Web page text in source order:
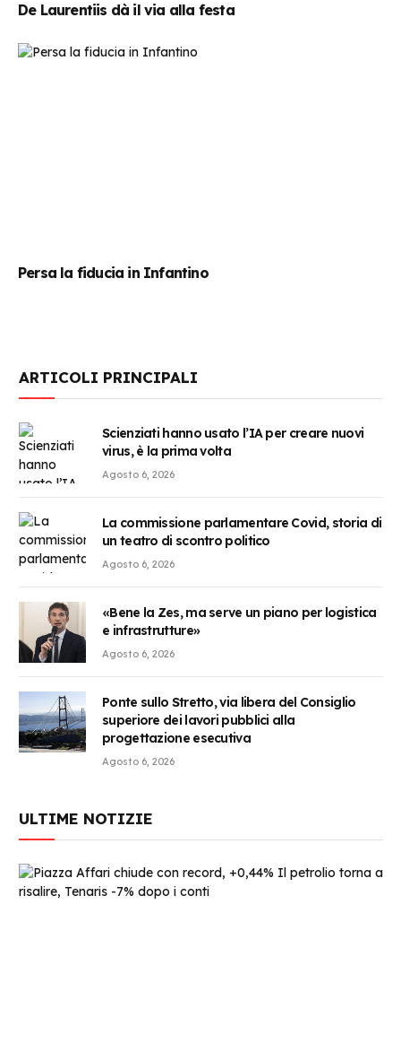
De Laurentiis dà il via alla festa
Persa la fiducia in Infantino
ARTICOLI PRINCIPALI
Scienziati hanno usato l’IA per creare nuovi
virus, è la prima volta
Agosto 6, 2026
La commissione parlamentare Covid, storia di
un teatro di scontro politico
Agosto 6, 2026
«Bene la Zes, ma serve un piano per logistica
e infrastrutture»
Agosto 6, 2026
Ponte sullo Stretto, via libera del Consiglio
superiore dei lavori pubblici alla
progettazione esecutiva
Agosto 6, 2026
ULTIME NOTIZIE